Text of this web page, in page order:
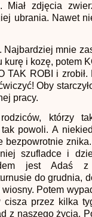
Miał zdjęcia
ubrania. Nawet
mnie
kurę i kozę, potem
TAK ROBI i
Oby
pracy.
którzy
powoli. A
bezpowrotnie
szufladce i
jest Adaś z
do grudnia,
Potem
przez kilka
z naszego życia.